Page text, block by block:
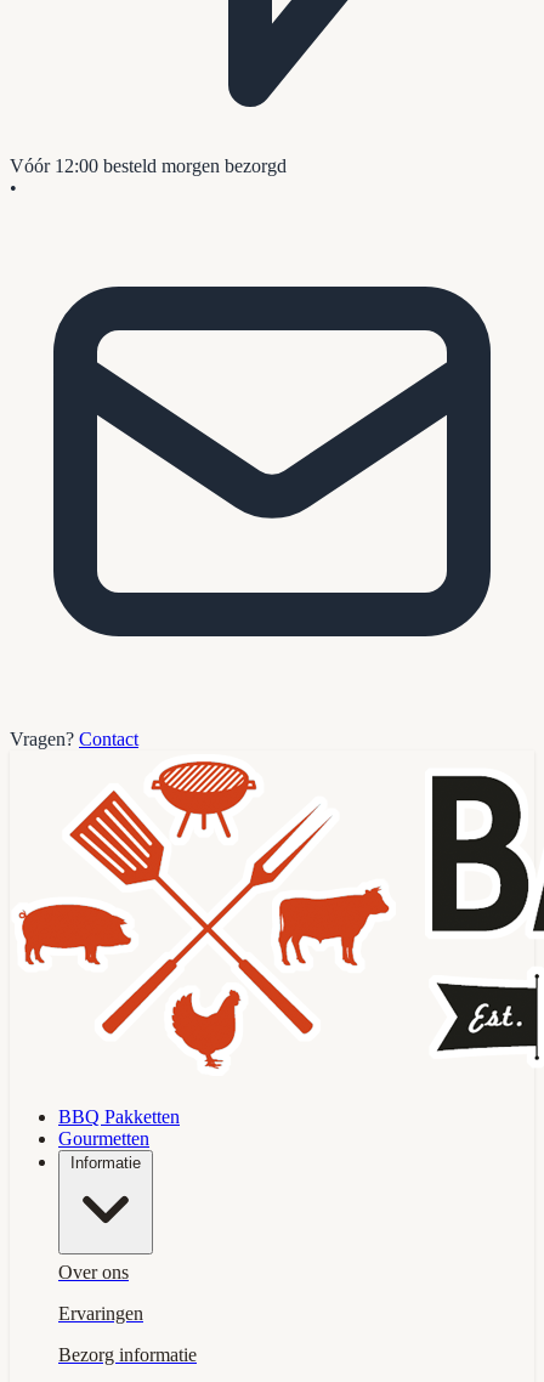
Vóór 12:00 besteld morgen bezorgd
•
Vragen? Contact
BBQ Pakketten
Gourmetten
Informatie
Over ons
Ervaringen
Bezorg informatie